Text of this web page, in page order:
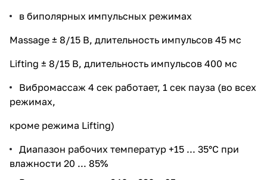
в биполярных импульсных режимах
Massage ± 8/15 В, длительность импульсов 45 мс
Lifting ± 8/15 В, длительность импульсов 400 мс
Вибромассаж 4 сек работает, 1 сек пауза (во всех
режимах,
кроме режима Lifting)
Диапазон рабочих температур +15 ... 35°С при
влажности 20 ... 85%